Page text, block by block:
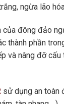
ngừa lão
của đông đảo
thành phần
và nâng đỡ
sử dụng an toàn